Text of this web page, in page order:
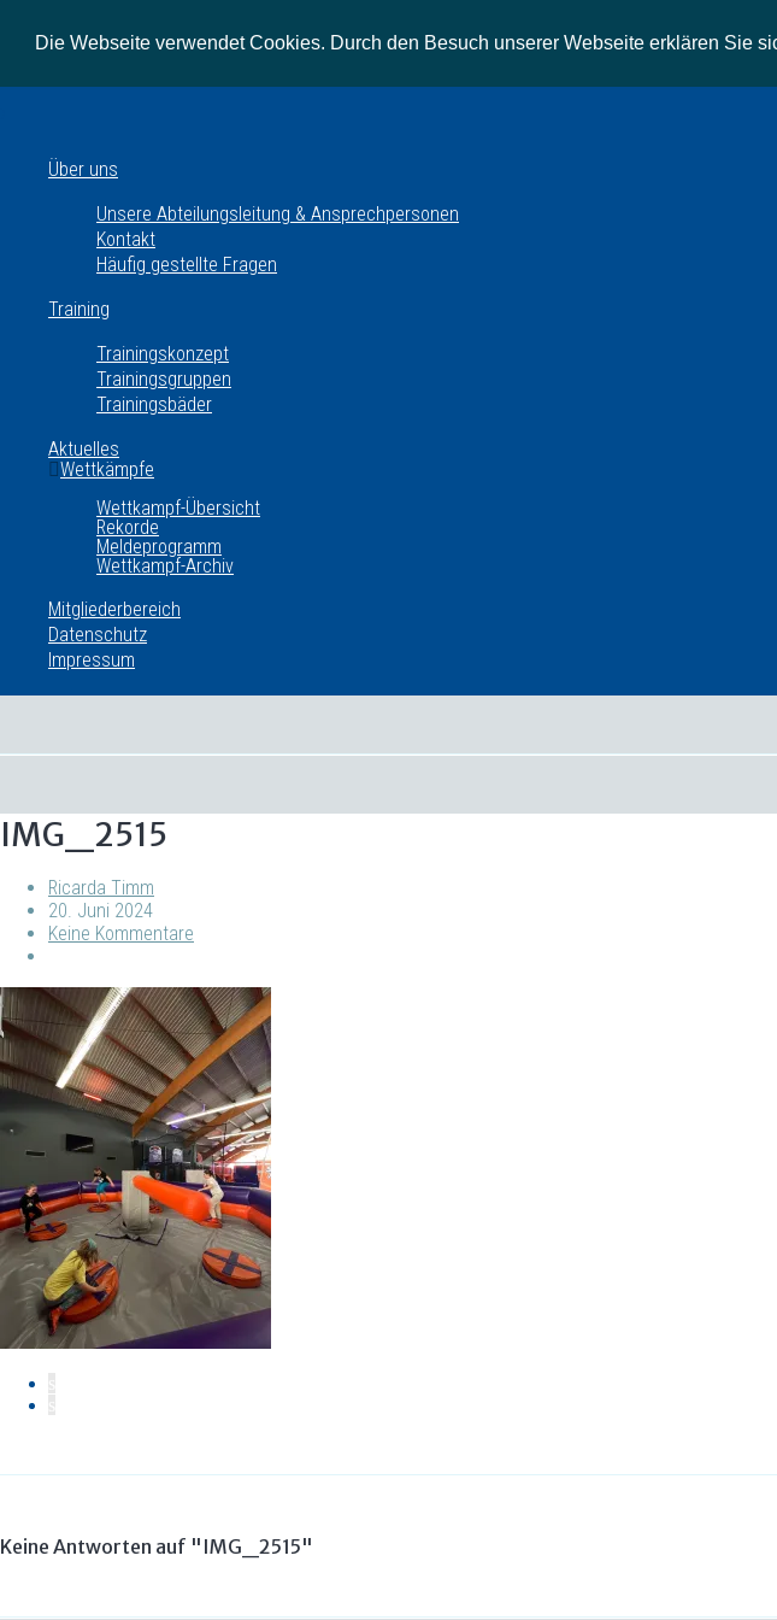
Die Webseite verwendet Cookies. Durch den Besuch unserer Webseite erklären Sie
Über uns
Unsere Abteilungsleitung & Ansprechpersonen
Kontakt
Häufig gestellte Fragen
Training
Trainingskonzept
Trainingsgruppen
Trainingsbäder
Aktuelles
Wettkämpfe
Wettkampf-Übersicht
Rekorde
Meldeprogramm
Wettkampf-Archiv
Mitgliederbereich
Datenschutz
Impressum
IMG_2515
Ricarda Timm
20. Juni 2024
Keine Kommentare
Keine Antworten auf "IMG_2515"